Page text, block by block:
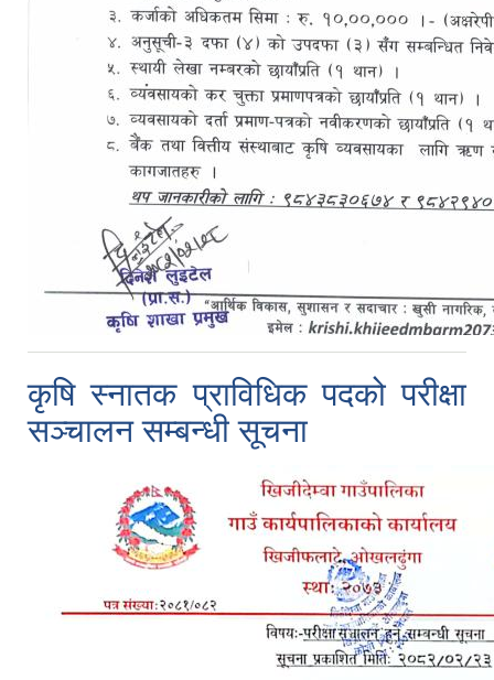
कृषि स्नातक प्राविधिक पदको परीक्षा
सञ्चालन सम्बन्धी सूचना